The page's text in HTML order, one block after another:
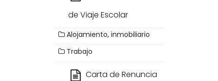
de Viaje Escolar
Alojamiento, inmobiliario
Trabajo
Carta de Renuncia